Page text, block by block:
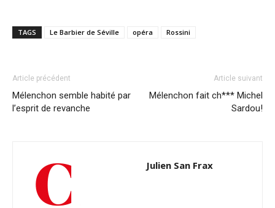
TAGS Le Barbier de Séville opéra Rossini
Article précédent
Mélenchon semble habité par
l’esprit de revanche
Article suivant
Mélenchon fait ch*** Michel
Sardou!
Julien San Frax